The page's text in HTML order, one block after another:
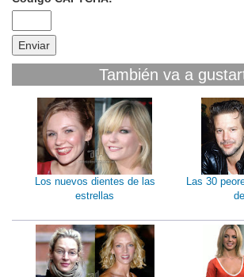
También va a
Los nuevos dientes de las
estrellas
Las 30